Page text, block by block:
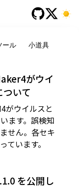
ール 小道具
がウイ
いて
がウイルスと
ます。誤検知
せん。各セキ
ています。
を公開し